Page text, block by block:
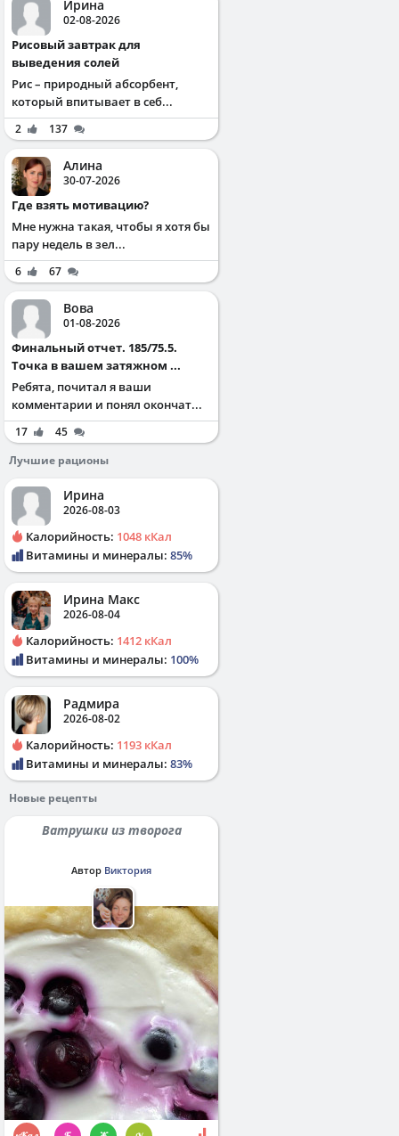
Ирина
02-08-2026
Рисовый завтрак для
выведения солей
Рис – природный абсорбент,
который впитывает в себ...
2 137
Алина
30-07-2026
Где взять мотивацию?
Мне нужна такая, чтобы я хотя бы
пару недель в зел...
6 67
Вова
01-08-2026
Финальный отчет. 185/75.5.
Точка в вашем затяжном ...
Ребята, почитал я ваши
комментарии и понял окончат...
17
45
Лучшие рационы
Ирина
2026-08-03
Калорийность: 1048 кКал
Витамины и минералы: 85%
Ирина Макс
2026-08-04
Калорийность: 1412 кКал
Витамины и минералы: 100%
Радмира
2026-08-02
Калорийность: 1193 кКал
Витамины и минералы: 83%
Новые рецепты
Ватрушки из творога
Автор Виктория